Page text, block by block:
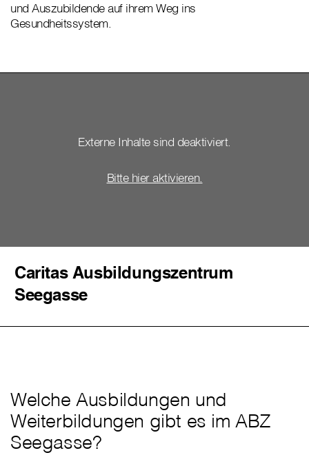
und Auszubildende auf ihrem Weg ins
Gesundheitssystem.
Externe Inhalte sind deaktiviert.
Bitte hier aktivieren.
Caritas Ausbildungszentrum
Seegasse
Welche Ausbildungen und
Weiterbildungen gibt es im ABZ
Seegasse?